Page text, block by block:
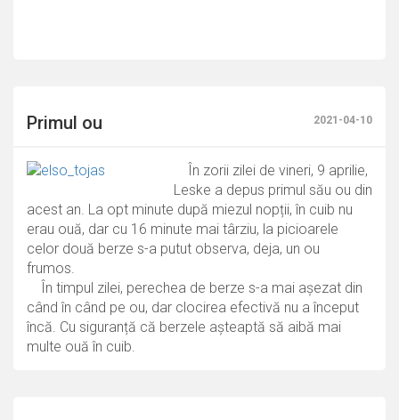
Primul ou 2021-04-10
În zorii zilei de vineri, 9 aprilie,
Leske a depus primul său ou din
acest an. La opt minute după miezul nopții, în cuib nu
erau ouă, dar cu 16 minute mai târziu, la picioarele
celor două berze s-a putut observa, deja, un ou
frumos.
În timpul zilei, perechea de berze s-a mai așezat din
când în când pe ou, dar clocirea efectivă nu a început
încă. Cu siguranță că berzele așteaptă să aibă mai
multe ouă în cuib.